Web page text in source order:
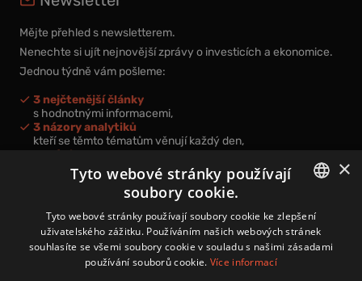
Mějte přehled s newsletterem.
Nenechte si ujít nejnovější zprávy o investicích a ekonomice.
Jednou týdně vám pošleme:
3 nejčtenější články
s hodnotnými informacemi,
3 názory analytiků
kteří se těmto tématům věnují každý den,
nová videa a podcasty
k prohloubení vašich znalostí.
Přihlášením k newsletteru vyjadřujete svůj souhlas spodmínkami
zpracování osobních údajů.
CZECH
×
Tyto webové stránky používají
soubory cookie.
Tyto webové stránky používají soubory cookie ke zlepšení
uživatelského zážitku. Používáním našich webových stránek
souhlasíte se všemi soubory cookie v souladu s našimi zásadami
používání souborů cookie. Více informací